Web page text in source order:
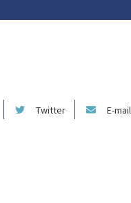
Twitter E-mail